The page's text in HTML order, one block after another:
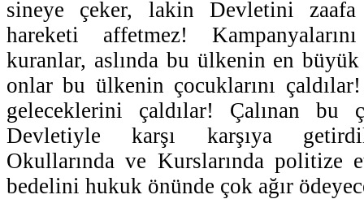
sineye çeker, lakin Devletini
hareketi affetmez!
kuranlar, aslında bu ülkenin en büyük
onlar bu ülkenin çocuklarını
geleceklerini çaldılar! Çalınan bu
Devletiyle karşı karşıya
Okullarında ve Kurslarında politize
bedelini hukuk önünde çok ağır